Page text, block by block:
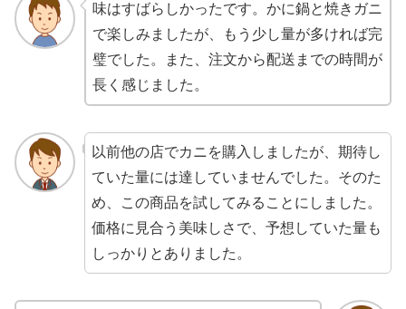
味はすばらしかったです。かに鍋と焼きガニ
で楽しみましたが、もう少し量が多ければ完
璧でした。また、注文から配送までの時間が
長く感じました。
以前他の店でカニを購入しましたが、期待し
ていた量には達していませんでした。そのた
め、この商品を試してみることにしました。
価格に見合う美味しさで、予想していた量も
しっかりとありました。